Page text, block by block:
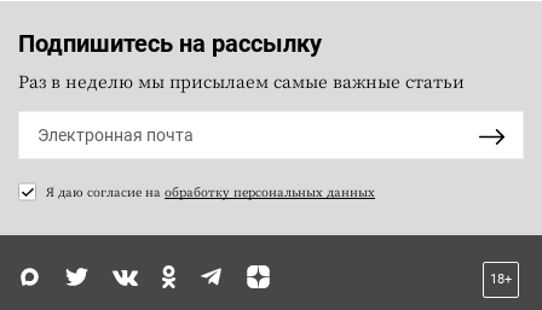
Подпишитесь на рассылку
Раз в неделю мы присылаем самые важные статьи
Я даю согласие на обработку персональных данных
18+